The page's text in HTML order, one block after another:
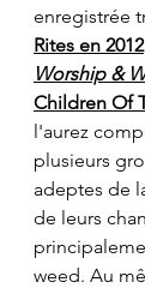
enregistrée
Rites en 2012,
Worship &
Children Of
l'aurez
plusieurs
adeptes de
de leurs
weed. Au